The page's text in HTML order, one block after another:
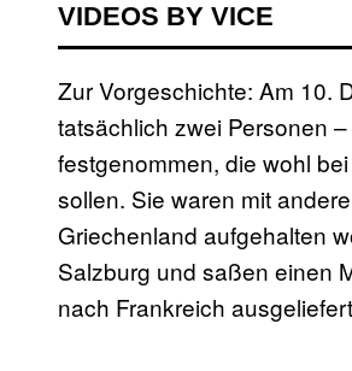
VIDEOS BY VICE
Zur Vorgeschichte: Am 10.
tatsächlich zwei Personen
festgenommen, die wohl
sollen. Sie waren mit
Griechenland aufgehalten
Salzburg und saßen einen
nach Frankreich